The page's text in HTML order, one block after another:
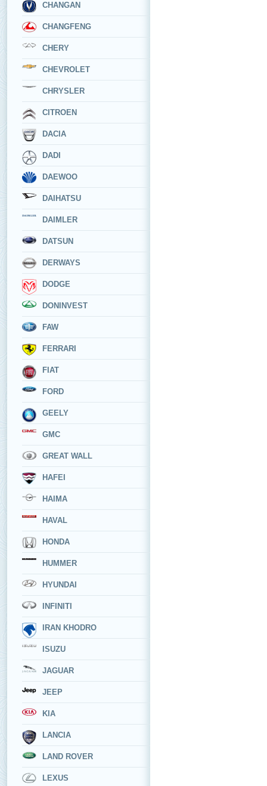
CHANGAN
CHANGFENG
CHERY
CHEVROLET
CHRYSLER
CITROEN
DACIA
DADI
DAEWOO
DAIHATSU
DAIMLER
DATSUN
DERWAYS
DODGE
DONINVEST
FAW
FERRARI
FIAT
FORD
GEELY
GMC
GREAT WALL
HAFEI
HAIMA
HAVAL
HONDA
HUMMER
HYUNDAI
INFINITI
IRAN KHODRO
ISUZU
JAGUAR
JEEP
KIA
LANCIA
LAND ROVER
LEXUS